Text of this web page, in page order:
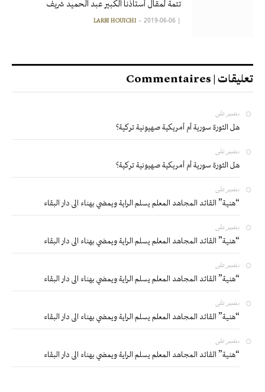
تتمة لمقال أستاذنا الكبير عبد الحميد شريف
|
LARBI HOUICHI 2019-06-06
تعليقات | Commentaires
بشير على
هل الثورة سورية أم أمريكية صهيونية تركية؟
بشير على
هل الثورة سورية أم أمريكية صهيونية تركية؟
بشير على
“هنية” القائد المجاهد المعلم يسلم الراية ويمضي بهناء الى دار البقاء
بشير على
“هنية” القائد المجاهد المعلم يسلم الراية ويمضي بهناء الى دار البقاء
بشير على
“هنية” القائد المجاهد المعلم يسلم الراية ويمضي بهناء الى دار البقاء
بشير على
“هنية” القائد المجاهد المعلم يسلم الراية ويمضي بهناء الى دار البقاء
بشير على
“هنية” القائد المجاهد المعلم يسلم الراية ويمضي بهناء الى دار البقاء